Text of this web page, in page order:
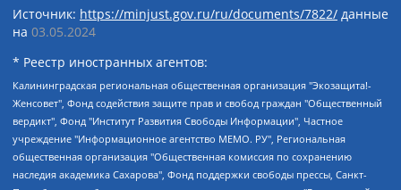
Источник: https://minjust.gov.ru/ru/documents/7822/ данные
на 03.05.2024
* Реестр иностранных агентов:
Калининградская региональная общественная организация "Экозащита!-Женсовет", Фонд содействия защите прав и свобод граждан "Общественный вердикт", Фонд "Институт Развития Свободы Информации", Частное учреждение "Информационное агентство МЕМО. РУ", Региональная общественная организация "Общественная комиссия по сохранению наследия академика Сахарова", Фонд поддержки свободы прессы, Санкт-Петербургская общественная правозащитная организация "Гражданский контроль", Межрегиональная общественная организация "Информационно-просветительский центр "Мемориал", Региональный Фонд "Центр Защиты Прав Средств Массовой Информации", с 05.12.2023 Фонд "Центр Защиты Прав Средств массовой информации", Региональная общественная благотворительная организация помощи беженцам и мигрантам "Гражданское содействие", Негосударственное образовательное учреждение дополнительного профессионального образования (повышение квалификации) специалистов "АКАДЕМИЯ ПО ПРАВАМ ЧЕЛОВЕКА", Свердловская региональная общественная организация "Сутяжник", Автономная некоммерческая организация "Центр независимых социологических исследований", Союз общественных объединений "Российский исследовательский центр по правам человека", Региональное общественное учреждение научно-информационный центр "МЕМОРИАЛ", Некоммерческая организация "Фонд защиты гласности", Автономная некоммерческая организация "Институт прав человека", Городская общественная организация "Екатеринбургское общество "МЕМОРИАЛ", Городская общественная организация "Рязанское историко-просветительское и правозащитное общество "Мемориал" (Рязанский Мемориал), Челябинский региональный орган общественной самодеятельности – женское общественное объединение "Женщины Евразии", Челябинский региональный орган общественной самодеятельности "Уральская правозащитная группа", Фонд содействия защите здоровья и социальной справедливости имени Андрея Рылькова, Автономная Некоммерческая Организация "Аналитический Центр Юрия Левады", Автономная некоммерческая организация социальной поддержки населения "Проект Апрель", Региональная общественная организация помощи женщинам и детям, находящимся в кризисной ситуации "Информационно-методический центр "Анна", Фонд содействия развитию массовых коммуникаций и правовому просвещению "Так-так-Так", Фонд содействия устойчивому развитию "Серебряная тайга", Свердловский региональный общественный фонд социальных проектов "Новое время", "Idel.Реалии", Кавказ.Реалии, Крым.Реалии, Телеканал Настоящее Время, Татаро-башкирская служба Радио Свобода (Azatliq Radiosi), Радио Свободная Европа/Радио Свобода (PCE/PC), "Сибирь.Реалии", "Фактограф", Благотворительный фонд помощи осужденным и их семьям, Автономная некоммерческая организация "Институт глобализации и социальных движений", Фонд "В защиту прав заключенных", Частное учреждение "Центр поддержки и содействия развитию средств массовой информации", Пензенский региональный общественный благотворительный фонд "Гражданский союз", "Север.Реалии", Некоммерческая организация Фонд "Правовая инициатива", Общество с ограниченной ответственностью "Радио Свободная Европа/Радио Свобода", Чешское информационное агентство "MEDIUM-ORIENT", Красноярская региональная общественная организация "Мы против СПИДа", Камалягин Денис Николаевич, Маркелов Сергей Евгеньевич, Пономарев Лев Александрович, Савицкая Людмила Алексеевна, Автономная некоммерческая организация "Центр по работе с проблемой насилия "НАСИЛИЮ.НЕТ", Межрегиональный профессиональный союз работников здравоохранения "Альянс врачей", Юридическое лицо, зарегистрированное в Латвийской Республике, SIA "Medusa Project" (регистрационный номер 40103797863, дата регистрации 10.06.2014), Некоммерческая организация "Фонд по борьбе с коррупцией", Автономная некоммерческая организация "Институт права и публичной политики", Баданин Роман Сергеевич, Гликин Максим Александрович, Железнова Мария Михайловна, Лукьянова Юлия Сергеевна, Маетная Елизавета Витальевна, Маняхин Петр Борисович, Чуракова Ольга Владимировна, Ярош Юлия Петровна, Юридическое лицо "The Insider SIA", зарегистрированное в Риге, Латвийская Республика (дата регистрации 26.06.2015), являющееся администратором доменного имени интернет-издания "The Insider SIA", https://theins.ru, Постернак Алексей Евгеньевич, Рубин Михаил Аркадьевич, Анин Роман Александрович, Юридическое лицо Istories fonds, зарегистрированное в Латвийской Республике (регистрационный номер 50008295751, дата регистрации 24.02.2020), Великовский Дмитрий Александрович, Долинина Ирина Николаевна, Мароховская Алеся Алексеевна, Шлейнов Роман Юрьевич, Шмагун Олеся Валентиновна, Общество с ограниченной ответственностью "Альтаир 2021", Общество с ограниченной ответственностью "Вега 2021", Общество с ограниченной ответственностью "Главный редактор 2021", Общество с ограниченной ответственностью "Ромашки монолит", Важенков Артем Валерьевич, Ивановская областная общественная организация "Центр гендерных исследований", Гурман Юрий Альбертович, Медиапроект "ОВД-Инфо", Егоров Владимир Владимирович, Жилинский Владимир Александрович, Общество с ограниченной ответственностью "ЗП", Иванова София Юрьевна, Карезина Инна Павловна, Кильтау Екатерина Викторовна, Петров Алексей Викторович, Пискунов Сергей Евгеньевич, Смирнов Сергей Сергеевич, Тихонов Михаил Сергеевич, Общество с ограниченной ответственностью "ЖУРНАЛИСТ-ИНОСТРАННЫЙ АГЕНТ", Арапова Галина Юрьевна, Вольтская Татьяна Анатольевна, Американская компания "Mason G.E.S. Anonymous Foundation" (США), являющаяся владельцем интернет-издания https://mnews.world/, Компания "Stichting Bellingcat", зарегистрированная в Нидерландах (дата регистрации 11.07.2018), Захаров Андрей Вячеславович, Клепиковская Екатерина Дмитриевна, Общество с ограниченной ответственностью "МЕМО", Перл Роман Александрович, Симонов Евгений Алексеевич, Соловьева Елена Анатольевна, Сотников Даниил Владимирович, Сурначева Елизавета Дмитриевна, Автономная некоммерческая организация по защите прав человека и информированию населения "Якутия – Наше Мнение", Общество с ограниченной ответственностью "Москоу диджитал медиа", с 26.01.2023 Общество с ограниченной ответственностью "Чайка Белые сады", Ветошкина Валерия Валерьевна, Заговора Максим Александрович, Межрегиональное общественное движение "Российская ЛГБТ - сеть", Оленичев Максим Владимирович, Павлов Иван Юрьевич, Скворцова Елена Сергеевна, Общество с ограниченной ответственностью "Как бы инагент", Кочетков Игорь Викторович, Общество с ограниченной ответственностью "Честные выборы", Еланчик Олег Александрович, Общество с ограниченной ответственностью "Нобелевский призыв", Гималова Регина Эмилевна, Григорьев Андрей Валерьевич, Григорьева Алина Александровна, Ассоциация по содействию защите прав призывников, альтернативнослужащих и военнослужащих "Правозащитная группа "Гражданин.Армия.Право", Хисамова Регина Фаритовна, Автономная некоммерческая организация по реализации социально-правовых программ "Лилит", Дальневосточное общественное движение "Маяк", Санкт-Петербургская ЛГБТ-инициативная группа "Выход", Инициативная группа ЛГБТ+ "Реверс", Алексеев Андрей Викторович, Бекбулатова Таисия Львовна, Беляев Иван Михайлович, Владыкина Елена Сергеевна, Гельман Марат Александрович, Никульшина Вероника Юрьевна, Толоконникова Надежда Андреевна, Шендерович Виктор Анатольевич, Общество с ограниченной ответственностью "Данное сообщение", Общество с ограниченной ответственностью Издательский дом "Новая глава", Айнбиндер Александра Александровна, Московский комьюнити-центр для ЛГБТ+инициатив, Благотворительный фонд развития филантропии, Deutsche Welle (Германия, Kurt-Schumacher-Strasse 3, 53113 Bonn), Борзунова Мария Михайловна, Воробьев Виктор Викторович, Голубева Анна Львовна, Константинова Алла Михайловна, Малкова Ирина Владимировна, Мурадов Мурад Абдулгалимович, Осетинская Елизавета Николаевна, Понасенков Евгений Николаевич, Ганапольский Матвей Юрьевич, Киселев Евгений Алексеевич, Борухович Ирина Григорьевна, Дремин Иван Тимофеевич, Дубровский Дмитрий Викторович, Красноярская региональная общественная организация поддержки и развития альтернативных образовательных технологий и межкультурных коммуникаций "ИНТЕРРА", Маяковская Екатерина Алексеевна, Фейгин Марк Захарович, Филимонов Андрей Викторович, Дзугкоева Регина Николаевна, Доброхотов Роман Александрович, Дудь Юрий Александрович, Елкин Сергей Владимирович, Кругликов Кирилл Игоревич, Сабунаева Мария Леонидовна, Семенов Алексей Владимирович, Шаинян Карен Багратович, Шульман Екатерина Михайловна, Асафьев Артур Валерьевич, Вахштайн Виктор Семенович, Венедиктов Алексей Алексеевич, Лушникова Екатерина Евгеньевна, Волков Леонид Михайлович, Невзоров Александр Глебович, Пархоменко Сергей Борисович, Сироткин Ярослав Николаевич, Кара-Мурза Владимир Владимирович, Баранова Наталья Владимировна, Гозман Леонид Яковлевич, Кагарлицкий Борис Юльевич, Климарев Михаил Валерьевич, Милов Владимир Станиславович, Автономная некоммерческая организация Краснодарский центр современного искусства "Типография", Моргенштерн Алишер Тагирович, Соболь Любовь Эдуардовна, Общество с ограниченной ответственностью "ЛИЗА НОРМ", Каспаров Гарри Кимович, Ходорковский Михаил Борисович, Общество с ограниченной ответственностью "Апрельские тезисы", Данилович Ирина Брониславовна, Кашин Олег Владимирович, Петров Николай Владимирович, Пивоваров Алексей Владимирович, Соколов Михаил Владимирович, Цветкова Юлия Владимировна, Чичваркин Евгений Александрович, Комитет против пыток/Команда против пыток, Общество с ограниченной ответственностью "Первый научный", Общество с ограниченной ответственностью "Вертолет и ко", Белоцерковская Вероника Борисовна, Кац Максим Евгеньевич, Лазарева Татьяна Юрьевна, Шаведдинов Руслан Табризович, Яшин Илья Валерьевич, Общество с ограниченной ответственностью "Иноагент ААВ", Алешковский Дмитрий Петрович, Альбац Евгения Марковна, Быков Дмитрий Львович, Галямина Юлия Евгеньевна, Лойко Сергей Леонидович, Мартынов Кирилл Константинович, Медведев Сергей Александрович, Крашенинников Федор Геннадиевич, Гордеева Катерина Вл